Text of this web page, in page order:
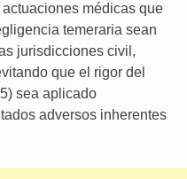
médicas que
temeraria sean
jurisdicciones civil,
que el rigor del
sea aplicado
adversos inherentes